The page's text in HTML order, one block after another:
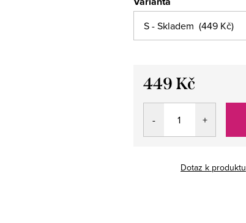
449 Kč
Měrná
Dotaz k produktu